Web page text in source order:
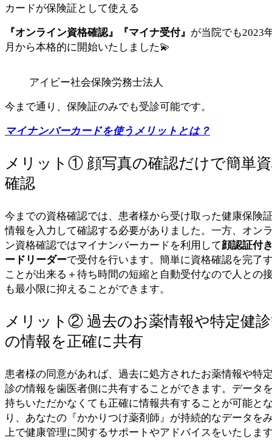
カードが保険証として使える
『オンライン資格確認』『マイナ受付』 が当院でも2023
月から本格的に開始いたしました💫
アイビー社会保険労務士法人
今まで通り、保険証のみでも受診可能です。
マイナンバーカードを使うメリットとは？
メリット① 顔写真の確認だけで簡単
確認
今までの資格確認では、患者様から受け取った健康保険
情報を入力して確認する必要がありました。一方、オン
ン資格確認ではマイナンバーカードを利用して顔認証付
ードリーダーで受付を行います。簡単に資格確認を完了
ことが出来る＋待ち時間の短縮と自動受付なので人との
も最小限に抑えることができます。
メリット② 過去のお薬情報や特定健
の情報を正確に共有
患者様の同意があれば、過去に処方されたお薬情報や特
診の情報を歯医者側に共有することができます。データ
持ちいただかなくても正確に情報共有することが可能と
り、あなたの『かかりつけ薬剤師』が持続的なデータを
上で健康管理に関するサポートやアドバイスをいたしま